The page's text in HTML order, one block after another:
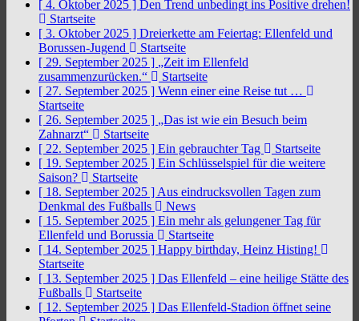
[ 4. Oktober 2025 ] Den Trend unbedingt ins Positive drehen!
Startseite
[ 3. Oktober 2025 ] Dreierkette am Feiertag: Ellenfeld und
Borussen-Jugend
Startseite
[ 29. September 2025 ] „Zeit im Ellenfeld
zusammenzurücken.“
Startseite
[ 27. September 2025 ] Wenn einer eine Reise tut …
Startseite
[ 26. September 2025 ] „Das ist wie ein Besuch beim
Zahnarzt“
Startseite
[ 22. September 2025 ] Ein gebrauchter Tag
Startseite
[ 19. September 2025 ] Ein Schlüsselspiel für die weitere
Saison?
Startseite
[ 18. September 2025 ] Aus eindrucksvollen Tagen zum
Denkmal des Fußballs
News
[ 15. September 2025 ] Ein mehr als gelungener Tag für
Ellenfeld und Borussia
Startseite
[ 14. September 2025 ] Happy birthday, Heinz Histing!
Startseite
[ 13. September 2025 ] Das Ellenfeld – eine heilige Stätte des
Fußballs
Startseite
[ 12. September 2025 ] Das Ellenfeld-Stadion öffnet seine